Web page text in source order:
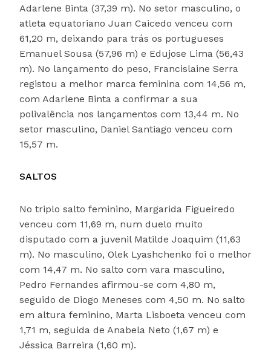
Adarlene Binta (37,39 m). No setor masculino, o
atleta equatoriano Juan Caicedo venceu com
61,20 m, deixando para trás os portugueses
Emanuel Sousa (57,96 m) e Edujose Lima (56,43
m). No lançamento do peso, Francislaine Serra
registou a melhor marca feminina com 14,56 m,
com Adarlene Binta a confirmar a sua
polivalência nos lançamentos com 13,44 m. No
setor masculino, Daniel Santiago venceu com
15,57 m.
SALTOS
No triplo salto feminino, Margarida Figueiredo
venceu com 11,69 m, num duelo muito
disputado com a juvenil Matilde Joaquim (11,63
m). No masculino, Olek Lyashchenko foi o melhor
com 14,47 m. No salto com vara masculino,
Pedro Fernandes afirmou-se com 4,80 m,
seguido de Diogo Meneses com 4,50 m. No salto
em altura feminino, Marta Lisboeta venceu com
1,71 m, seguida de Anabela Neto (1,67 m) e
Jéssica Barreira (1,60 m).